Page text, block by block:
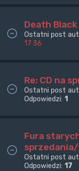
Death
Ostatni post
17:36
Re: CD na
Ostatni post
Odpowiedzi: 1
Fura
Ostatni post
Odpowiedzi: 17